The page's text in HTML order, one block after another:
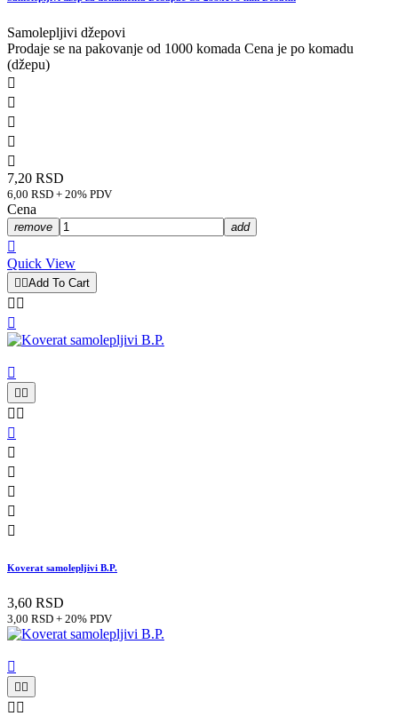
Samolepljivi džepovi
Prodaje se na pakovanje od 1000 komada Cena je po komadu
(džepu)





7,20 RSD
6,00 RSD + 20% PDV
Cena
remove add

Quick View
Add To Cart
 



 






Koverat samolepljivi B.P.
3,60 RSD
3,00 RSD + 20% PDV


 